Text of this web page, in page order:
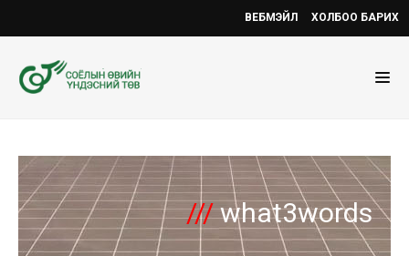
ВЕБМЭЙЛ ХОЛБОО БАРИХ
///what3words